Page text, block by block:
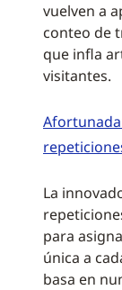
vuelven a
conteo de
que infla
visitantes.
La
para
única a
basa en